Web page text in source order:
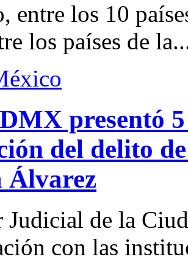
entre los 10
los países de
presentó
del delito
Álvarez
Judicial de la
con las